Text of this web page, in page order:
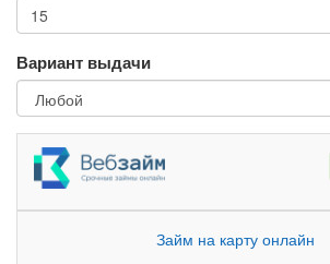
Вариант выдачи
Займ на карту онлайн